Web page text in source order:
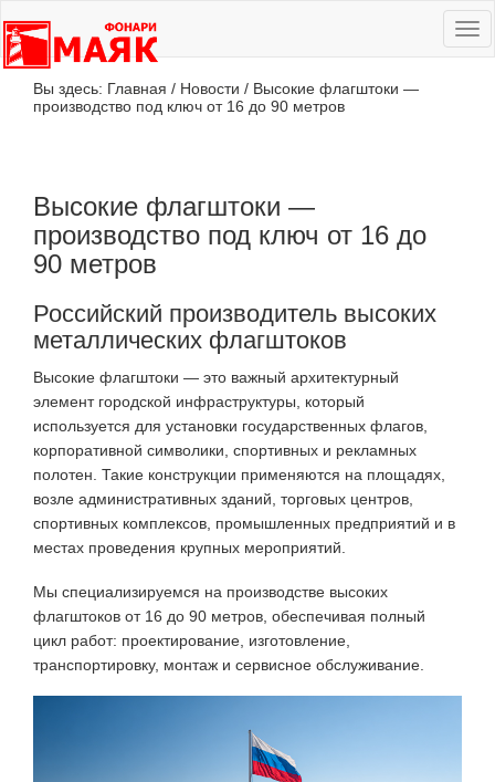
Вы здесь: Главная / Новости / Высокие флагштоки —
производство под ключ от 16 до 90 метров
Высокие флагштоки —
производство под ключ от 16 до
90 метров
Российский производитель высоких
металлических флагштоков
Высокие флагштоки — это важный архитектурный
элемент городской инфраструктуры, который
используется для установки государственных флагов,
корпоративной символики, спортивных и рекламных
полотен. Такие конструкции применяются на площадях,
возле административных зданий, торговых центров,
спортивных комплексов, промышленных предприятий и в
местах проведения крупных мероприятий.
Мы специализируемся на производстве высоких
флагштоков от 16 до 90 метров , обеспечивая полный
цикл работ: проектирование, изготовление,
транспортировку, монтаж и сервисное обслуживание.